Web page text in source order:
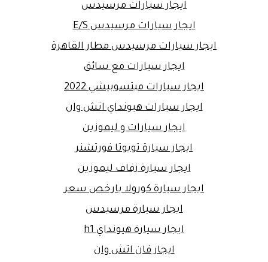
ايجار سيارات مرسيدس
ايجار سيارات مرسيدس E/S
ايجار سيارات مرسيدس مطار القاهرة
ايجار سيارات مع سائق
ايجار سيارات ميتسوبيشي 2022
ايجار سيارات هيونداي اتش وان
ايجار سيارات و ليموزين
ايجار سيارة تويوتا فورتشنر
ايجار سيارة زفاف ليموزين
ايجار سيارة كورولا بارخص سعر
ايجار سيارة مرسيدس
ايجار سيارة هيونداي h1
ايجار فان اتش وان